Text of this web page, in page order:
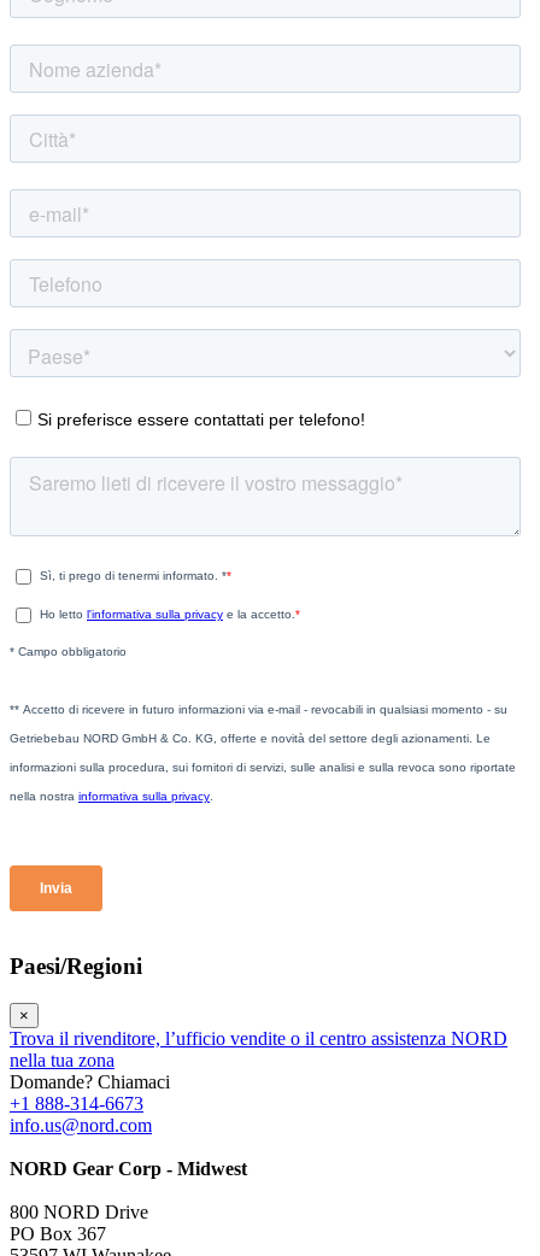
Paesi/Regioni
×
Trova il rivenditore, l’ufficio vendite o il centro assistenza NORD
nella tua zona
Domande? Chiamaci
+1 888-314-6673
info.us@nord.com
NORD Gear Corp - Midwest
800 NORD Drive
PO Box 367